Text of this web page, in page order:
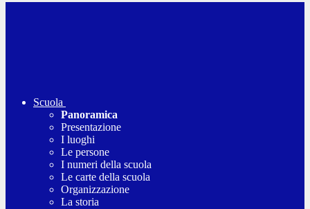
Scuola
Panoramica
Presentazione
I luoghi
Le persone
I numeri della scuola
Le carte della scuola
Organizzazione
La storia